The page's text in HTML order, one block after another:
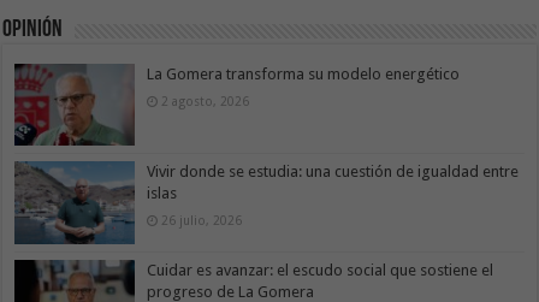
Opinión
La Gomera transforma su modelo energético
2 agosto, 2026
Vivir donde se estudia: una cuestión de igualdad entre
islas
26 julio, 2026
Cuidar es avanzar: el escudo social que sostiene el
progreso de La Gomera